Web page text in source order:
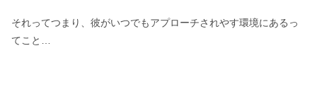
それってつまり、彼がいつでもアプローチされやす環境にあるっ
てこと…